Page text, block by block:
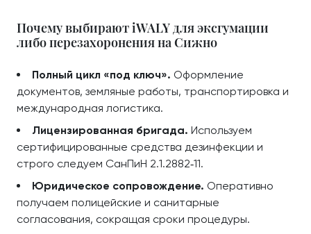
Почему выбирают iWALY для эксгумации
либо перезахоронения на Сижно
Полный цикл «под ключ». Оформление
документов, земляные работы, транспортировка и
международная логистика.
Лицензированная бригада. Используем
сертифицированные средства дезинфекции и
строго следуем СанПиН 2.1.2882‑11.
Юридическое сопровождение. Оперативно
получаем полицейские и санитарные
согласования, сокращая сроки процедуры.